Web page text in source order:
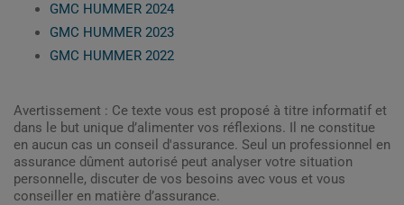
GMC HUMMER 2024
GMC HUMMER 2023
GMC HUMMER 2022
Avertissement : Ce texte vous est proposé à titre informatif et
dans le but unique d’alimenter vos réflexions. Il ne constitue
en aucun cas un conseil d'assurance. Seul un professionnel en
assurance dûment autorisé peut analyser votre situation
personnelle, discuter de vos besoins avec vous et vous
conseiller en matière d’assurance.